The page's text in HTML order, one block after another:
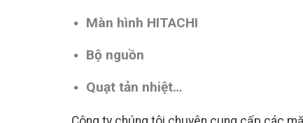
Màn hình HITACHI
Bộ nguồn
Quạt tản nhiệt…